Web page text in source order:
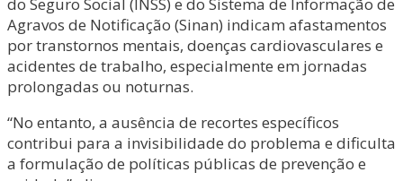
Agravos de Notificação (Sinan) indicam afastamentos
por transtornos mentais, doenças cardiovasculares e
acidentes de trabalho, especialmente em jornadas
prolongadas ou noturnas.
“No entanto, a ausência de recortes específicos
contribui para a invisibilidade do problema e dificulta
a formulação de políticas públicas de prevenção e